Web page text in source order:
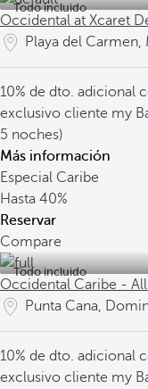
Todo incluido
Occidental at Xcaret
Playa del Carmen,
10% de dto. adicional
exclusivo cliente my
5 noches)
Más información
Especial Caribe
Hasta 40%
Reservar
Compare
Todo incluido
Occidental Caribe -
Punta Cana,
10% de dto. adicional
exclusivo cliente my